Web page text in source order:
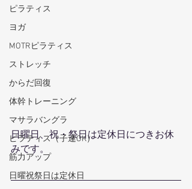
ピラティス
ヨガ
MOTRピラティス
ストレッチ
からだ回復
体幹トレーニング
マサラバングラ
ピラティス（子連OK）
筋力アップ
日曜祝祭日は定休日
日曜日、祝・祭日は定休日につきお休
みです。